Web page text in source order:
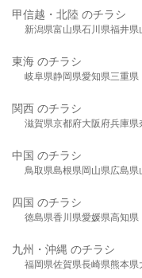
甲信越・北陸 のチラシ
新潟県富山県石川県福井県
東海 のチラシ
岐阜県静岡県愛知県三重県
関西 のチラシ
滋賀県京都府大阪府兵庫県
中国 のチラシ
鳥取県島根県岡山県広島県
四国 のチラシ
徳島県香川県愛媛県高知県
九州・沖縄 のチラシ
福岡県佐賀県長崎県熊本県